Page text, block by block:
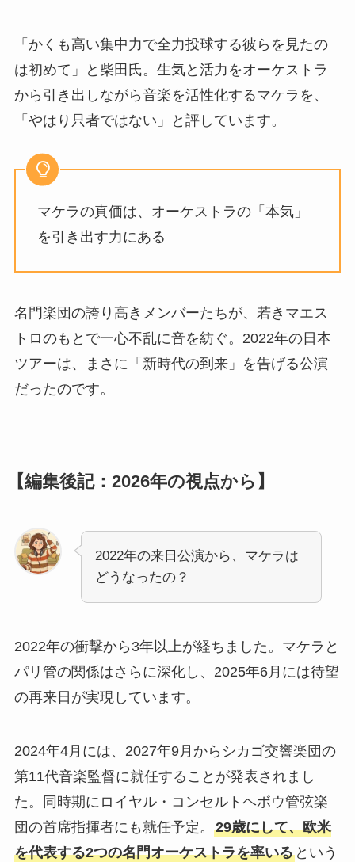
「かくも高い集中力で全力投球する彼らを見たの
は初めて」と柴田氏。生気と活力をオーケストラ
から引き出しながら音楽を活性化するマケラを、
「やはり只者ではない」と評しています。
マケラの真価は、オーケストラの「本気」
を引き出す力にある
名門楽団の誇り高きメンバーたちが、若きマエス
トロのもとで一心不乱に音を紡ぐ。2022年の日本
ツアーは、まさに「新時代の到来」を告げる公演
だったのです。
【編集後記：2026年の視点から】
2022年の来日公演から、マケラは
どうなったの？
2022年の衝撃から3年以上が経ちました。マケラと
パリ管の関係はさらに深化し、2025年6月には待望
の再来日が実現しています。
2024年4月には、2027年9月からシカゴ交響楽団の
第11代音楽監督に就任することが発表されまし
た。同時期にロイヤル・コンセルトヘボウ管弦楽
団の首席指揮者にも就任予定。 29歳にして、欧米
を代表する2つの名門オーケストラを率いるという